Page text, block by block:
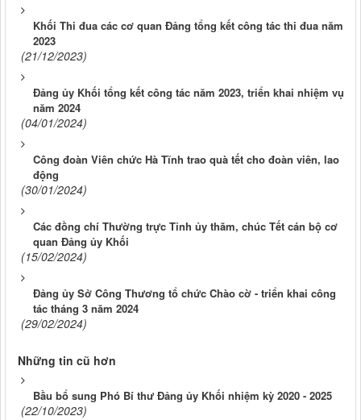
Khối Thi đua các cơ quan Đảng tổng kết công tác thi đua năm
2023
(21/12/2023)
Đảng ủy Khối tổng kết công tác năm 2023, triển khai nhiệm vụ
năm 2024
(04/01/2024)
Công đoàn Viên chức Hà Tĩnh trao quà tết cho đoàn viên, lao
động
(30/01/2024)
Các đồng chí Thường trực Tỉnh ủy thăm, chúc Tết cán bộ cơ
quan Đảng ủy Khối
(15/02/2024)
Đảng ủy Sở Công Thương tổ chức Chào cờ - triển khai công
tác tháng 3 năm 2024
(29/02/2024)
Những tin cũ hơn
Bầu bổ sung Phó Bí thư Đảng ủy Khối nhiệm kỳ 2020 - 2025
(22/10/2023)